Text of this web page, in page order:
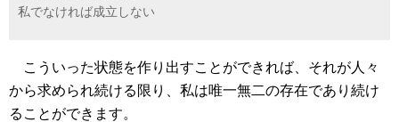
私でなければ成立しない
こういった状態を作り出すことができれば、それが人々
から求められ続ける限り、私は唯一無二の存在であり続け
ることができます。